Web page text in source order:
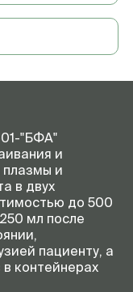
"БФА"
и
и
в двух
до 500
мл после
пациенту, а
контейнерах